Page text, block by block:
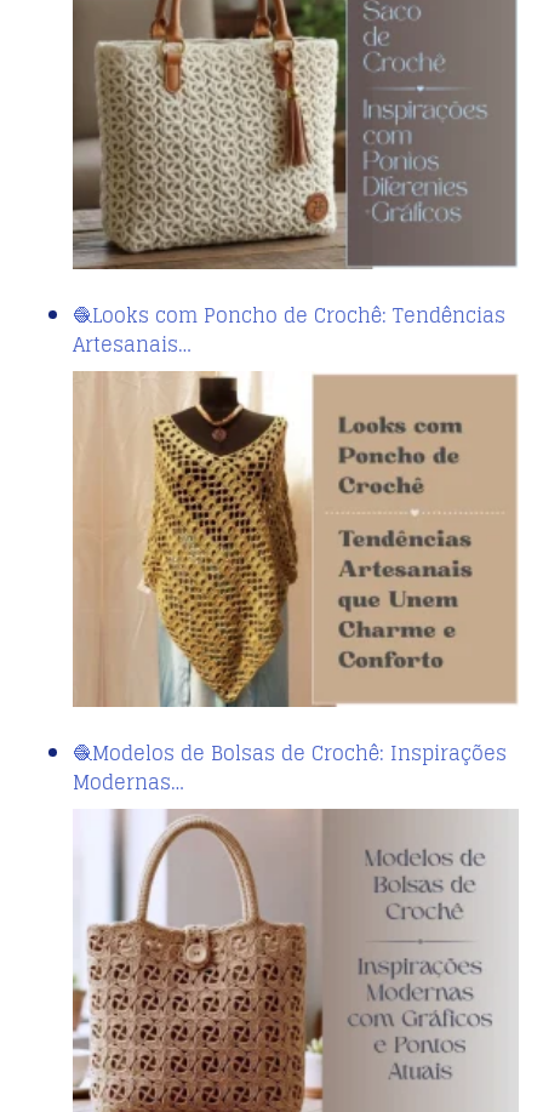
🧶Looks com Poncho de Crochê: Tendências
Artesanais…
🧶Modelos de Bolsas de Crochê: Inspirações
Modernas…